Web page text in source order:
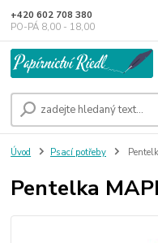
+420 602 708 380
PO-PÁ 8,00 - 18,00
Úvod Psací potřeby
Pentelka